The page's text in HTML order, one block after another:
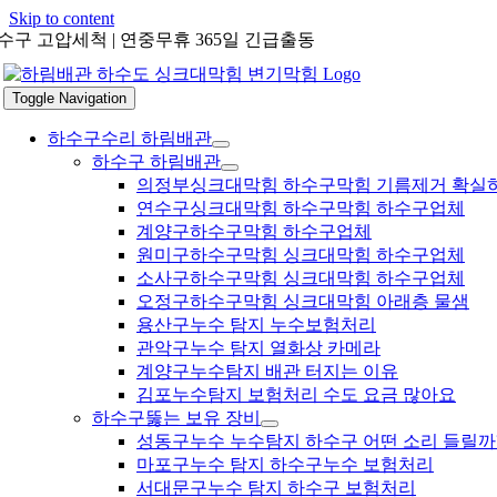
Skip to content
구 고압세척 | 연중무휴 365일 긴급출동
Toggle Navigation
하수구수리 하림배관
하수구 하림배관
의정부싱크대막힘 하수구막힘 기름제거 확실
연수구싱크대막힘 하수구막힘 하수구업체
계양구하수구막힘 하수구업체
원미구하수구막힘 싱크대막힘 하수구업체
소사구하수구막힘 싱크대막힘 하수구업체
오정구하수구막힘 싱크대막힘 아래층 물샘
용산구누수 탐지 누수보험처리
관악구누수 탐지 열화상 카메라
계양구누수탐지 배관 터지는 이유
김포누수탐지 보험처리 수도 요금 많아요
하수구뚫는 보유 장비
성동구누수 누수탐지 하수구 어떤 소리 들릴까
마포구누수 탐지 하수구누수 보험처리
서대문구누수 탐지 하수구 보험처리